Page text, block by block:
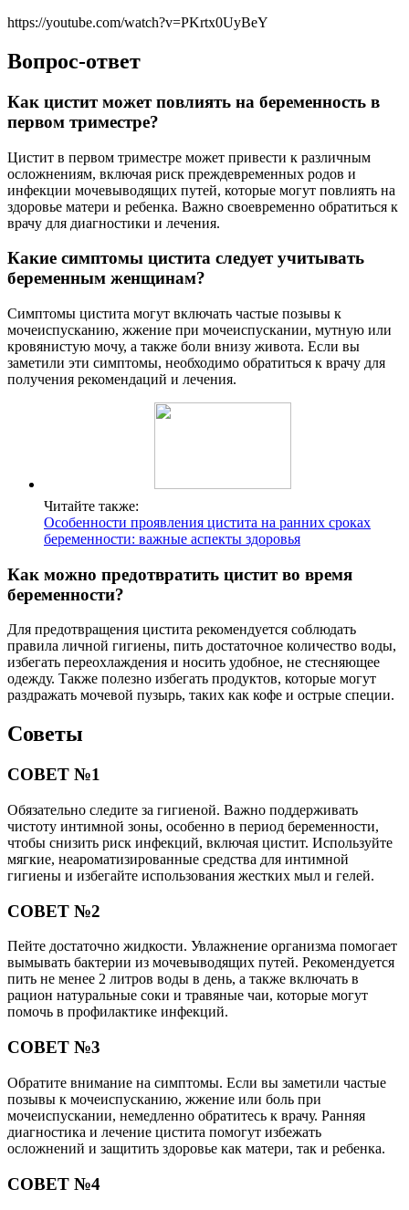
https://youtube.com/watch?v=PKrtx0UyBeY
Вопрос-ответ
Как цистит может повлиять на беременность в
первом триместре?
Цистит в первом триместре может привести к различным
осложнениям, включая риск преждевременных родов и
инфекции мочевыводящих путей, которые могут повлиять на
здоровье матери и ребенка. Важно своевременно обратиться к
врачу для диагностики и лечения.
Какие симптомы цистита следует учитывать
беременным женщинам?
Симптомы цистита могут включать частые позывы к
мочеиспусканию, жжение при мочеиспускании, мутную или
кровянистую мочу, а также боли внизу живота. Если вы
заметили эти симптомы, необходимо обратиться к врачу для
получения рекомендаций и лечения.
Читайте также:
Особенности проявления цистита на ранних сроках
беременности: важные аспекты здоровья
Как можно предотвратить цистит во время
беременности?
Для предотвращения цистита рекомендуется соблюдать
правила личной гигиены, пить достаточное количество воды,
избегать переохлаждения и носить удобное, не стесняющее
одежду. Также полезно избегать продуктов, которые могут
раздражать мочевой пузырь, таких как кофе и острые специи.
Советы
СОВЕТ №1
Обязательно следите за гигиеной. Важно поддерживать
чистоту интимной зоны, особенно в период беременности,
чтобы снизить риск инфекций, включая цистит. Используйте
мягкие, неароматизированные средства для интимной
гигиены и избегайте использования жестких мыл и гелей.
СОВЕТ №2
Пейте достаточно жидкости. Увлажнение организма помогает
вымывать бактерии из мочевыводящих путей. Рекомендуется
пить не менее 2 литров воды в день, а также включать в
рацион натуральные соки и травяные чаи, которые могут
помочь в профилактике инфекций.
СОВЕТ №3
Обратите внимание на симптомы. Если вы заметили частые
позывы к мочеиспусканию, жжение или боль при
мочеиспускании, немедленно обратитесь к врачу. Ранняя
диагностика и лечение цистита помогут избежать
осложнений и защитить здоровье как матери, так и ребенка.
СОВЕТ №4